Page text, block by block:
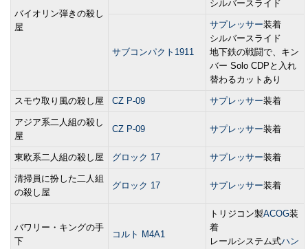
バイオリン弾きの殺し
屋
シルバースライド
サブコンパクト1911
サプレッサー装着
シルバースライド
地下鉄の戦闘で、キン
バー Solo CDPと入れ
替わるカットあり
スモウ取り風の殺し屋 CZ P-09 サプレッサー装着
アジア系二人組の殺し
屋
CZ P-09 サプレッサー装着
東欧系二人組の殺し屋 グロック 17 サプレッサー装着
清掃員に扮した二人組
の殺し屋
グロック 17 サプレッサー装着
バワリー・キングの手
下
コルト M4A1
トリジコン製ACOG装
着
レールシステム式ハン